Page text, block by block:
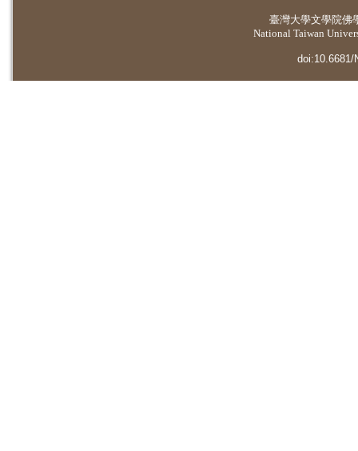
臺灣大學文學院佛
National Taiwan
doi:10.6681/